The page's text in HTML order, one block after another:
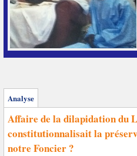
Analyse
Affaire de la dilapidation du
constitutionnalisait la
notre Foncier ?